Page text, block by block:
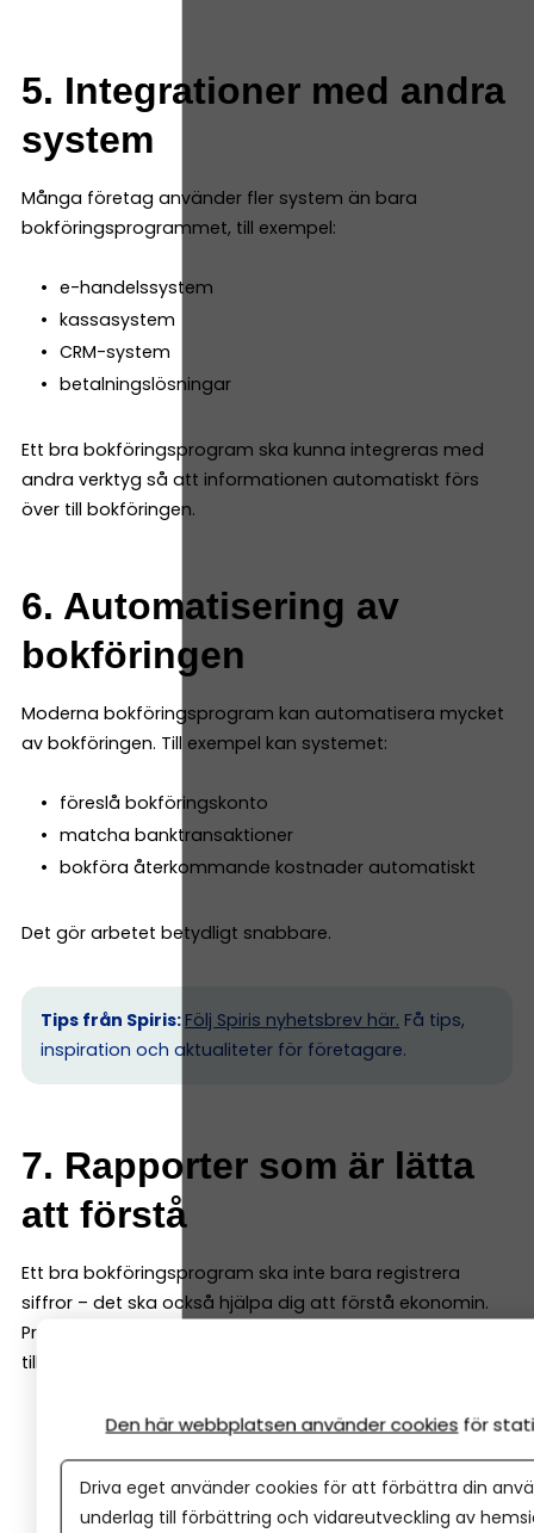
5. Integrationer med andra
system
Många företag använder fler system än bara
bokföringsprogrammet, till exempel:
e-handelssystem
kassasystem
CRM-system
betalningslösningar
Ett bra bokföringsprogram ska kunna integreras med
andra verktyg så att informationen automatiskt förs
över till bokföringen.
6. Automatisering av
bokföringen
Moderna bokföringsprogram kan automatisera mycket
av bokföringen. Till exempel kan systemet:
föreslå bokföringskonto
matcha banktransaktioner
bokföra återkommande kostnader automatiskt
Det gör arbetet betydligt snabbare.
Tips från Spiris: Följ Spiris nyhetsbrev här. Få tips,
inspiration och aktualiteter för företagare.
7. Rapporter som är lätta
att förstå
Ett bra bokföringsprogram ska inte bara registrera
siffror – det ska också hjälpa dig att förstå ekonomin.
Programmet ska därför kunna ge dig tydliga rapporter,
till exempel:
resultatrapport
balansrapport
kassaflödesrapport
Den här webbplatsen använder cookies för
Driva eget använder cookies för att förbättra din
underlag till förbättring och vidareutveckling av